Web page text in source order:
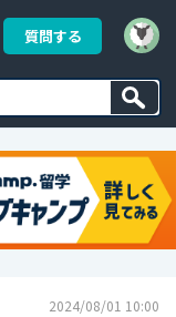
質問する
2024/08/01 10:00